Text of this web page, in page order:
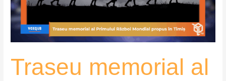
Traseu memorial al
propus
în
Timiș
VoxQub